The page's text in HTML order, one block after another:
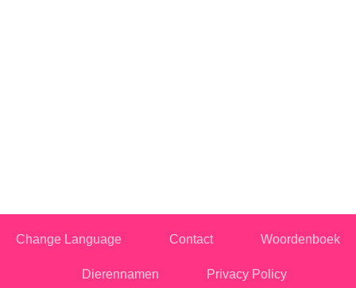
Change Language Contact Woordenboek
Dierennamen Privacy Policy